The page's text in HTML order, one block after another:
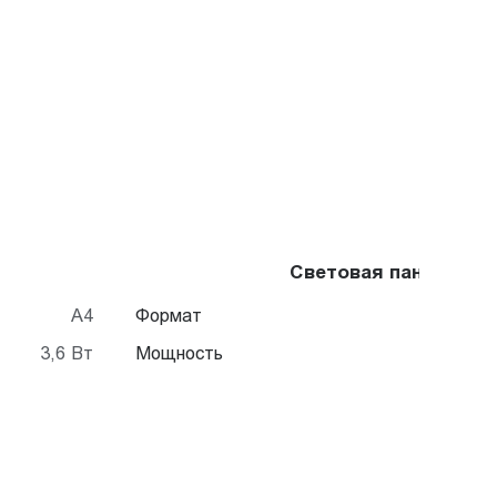
A4
3,6 Вт
Световая панель
Формат
Мощность